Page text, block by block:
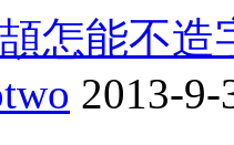
怎能不造
2013-9-